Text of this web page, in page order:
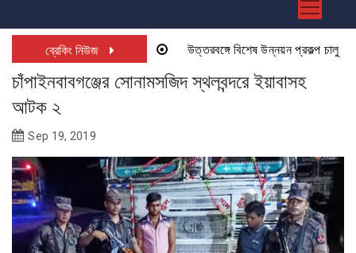
ব্রেকিং নিউজ উত্তরবঙ্গে বিশেষ উন্নয়ন প্রকল্প চালু হতে
চাঁপাইনবাবগঞ্জের সোনামসজিদ স্থলবন্দরে ইয়াবাসহ
আটক ২
Sep 19, 2019